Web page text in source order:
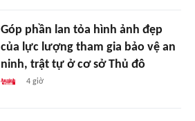
Góp phần lan tỏa hình ảnh đẹp
của lực lượng tham gia bảo vệ an
ninh, trật tự ở cơ sở Thủ đô
4 giờ